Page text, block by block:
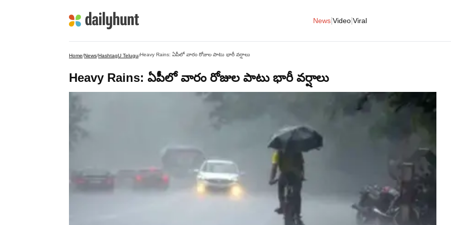
News Video Viral
Home/News/HashtagU Telugu/Heavy Rains: ఏపీలో వారం రోజుల పాటు భారీ వర్షాలు
Heavy Rains: ఏపీలో వారం రోజుల పాటు భారీ వర్షాలు